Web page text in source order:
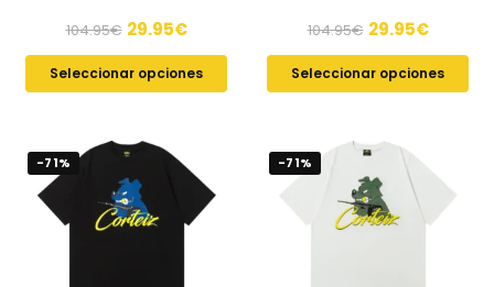
104.95€ 29.95€
Seleccionar opciones
104.95€ 29.95€
Seleccionar opciones
-71% -71%